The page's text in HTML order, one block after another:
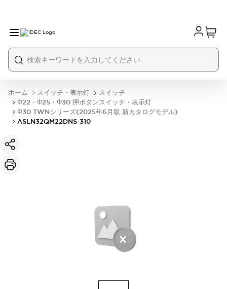
ホーム スイッチ・表示灯
スイッチ
Φ22・Φ25・Φ30 押ボタンスイッチ・表示灯
Φ30 TWNシリーズ(2025年6月版 新カタログモデル)
ASLN32QM22DNS-310